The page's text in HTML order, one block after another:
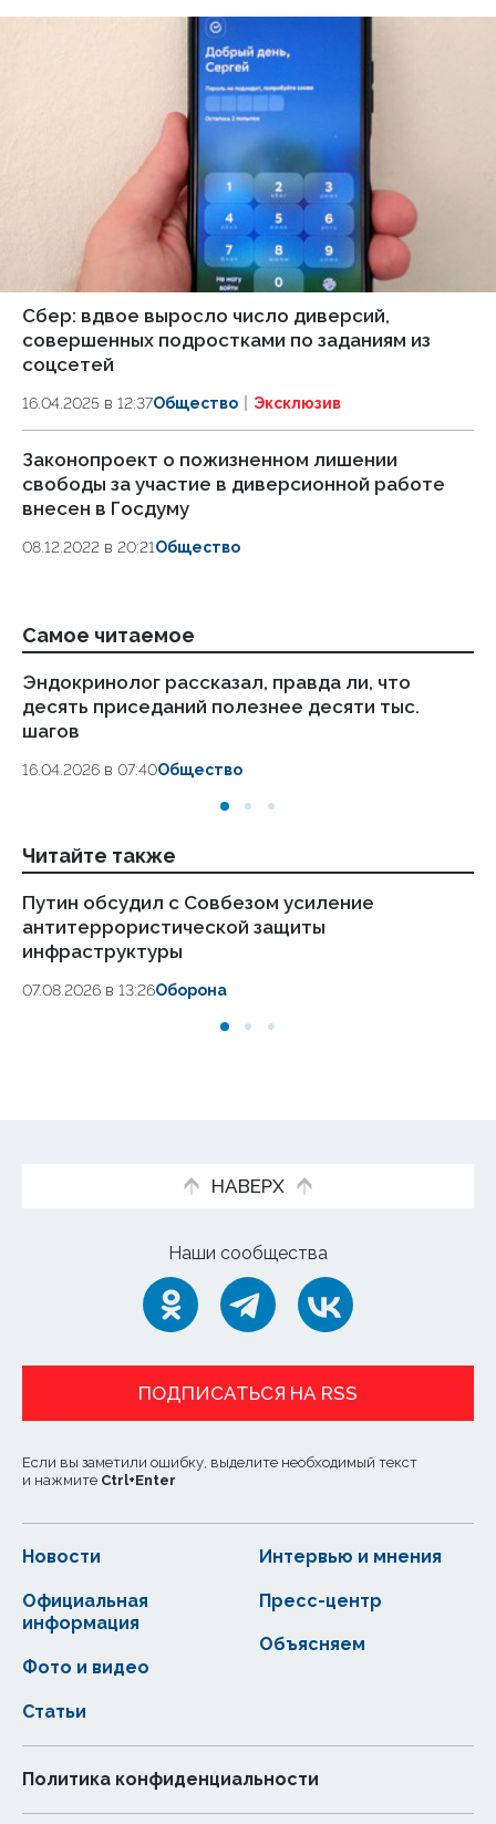
Сбер: вдвое выросло число диверсий,
совершенных подростками по заданиям из
соцсетей
16.04.2025 в 12:37Общество Эксклюзив
Законопроект о пожизненном лишении
свободы за участие в диверсионной работе
внесен в Госдуму
08.12.2022 в 20:21Общество
Самое читаемое
Эндокринолог рассказал, правда ли, что
десять приседаний полезнее десяти тыс.
шагов
16.04.2026 в 07:40Общество
Читайте также
Путин обсудил с Совбезом усиление
антитеррористической защиты
инфраструктуры
07.08.2026 в 13:26Оборона
НАВЕРХ
Наши сообщества
ПОДПИСАТЬСЯ НА RSS
Если вы заметили ошибку, выделите необходимый текст
и нажмите Ctrl+Enter
Новости
Статьи
Официальная
информация
Интервью и мнения
Фото и видео
Пресс-центр
Объясняем
Политика конфиденциальности